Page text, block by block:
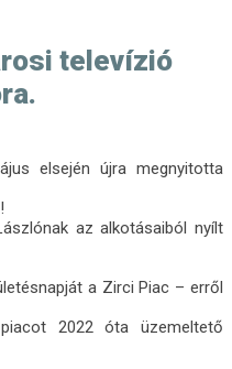
televízió
elsején újra megnyitotta
az alkotásaiból nyílt
a Zirci Piac – erről
2022 óta üzemeltető